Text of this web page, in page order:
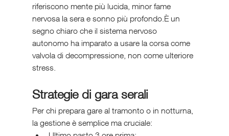
riferiscono mente più lucida, minor fame
nervosa la sera e sonno più profondo.È un
segno chiaro che il sistema nervoso
autonomo ha imparato a usare la corsa come
valvola di decompressione, non come ulteriore
stress.
Strategie di gara serali
Per chi prepara gare al tramonto o in notturna,
la gestione è semplice ma cruciale: